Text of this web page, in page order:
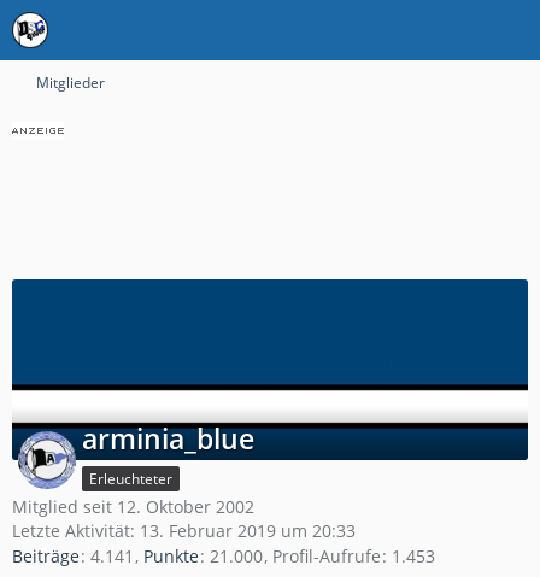
Mitglieder
arminia_blue
Erleuchteter
Mitglied seit 12. Oktober 2002
Letzte Aktivität: 13. Februar 2019 um 20:33
Beiträge 4.141 Punkte 21.000 Profil-Aufrufe 1.453